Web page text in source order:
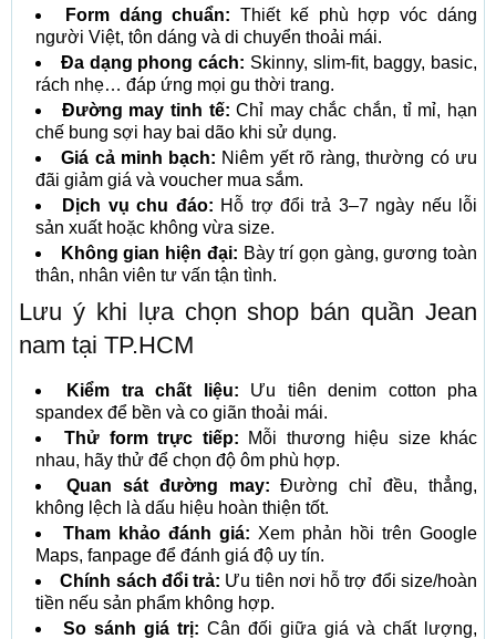
Form dáng chuẩn: Thiết kế phù hợp vóc dáng
người Việt, tôn dáng và di chuyển thoải mái.
Đa dạng phong cách: Skinny, slim-fit, baggy, basic,
rách nhẹ… đáp ứng mọi gu thời trang.
Đường may tinh tế: Chỉ may chắc chắn, tỉ mỉ, hạn
chế bung sợi hay bai dão khi sử dụng.
Giá cả minh bạch: Niêm yết rõ ràng, thường có ưu
đãi giảm giá và voucher mua sắm.
Dịch vụ chu đáo: Hỗ trợ đổi trả 3–7 ngày nếu lỗi
sản xuất hoặc không vừa size.
Không gian hiện đại: Bày trí gọn gàng, gương toàn
thân, nhân viên tư vấn tận tình.
Lưu ý khi lựa chọn shop bán quần Jean
nam tại TP.HCM
Kiểm tra chất liệu: Ưu tiên denim cotton pha
spandex để bền và co giãn thoải mái.
Thử form trực tiếp: Mỗi thương hiệu size khác
nhau, hãy thử để chọn độ ôm phù hợp.
Quan sát đường may: Đường chỉ đều, thẳng,
không lệch là dấu hiệu hoàn thiện tốt.
Tham khảo đánh giá: Xem phản hồi trên Google
Maps, fanpage để đánh giá độ uy tín.
Chính sách đổi trả: Ưu tiên nơi hỗ trợ đổi size/hoàn
tiền nếu sản phẩm không hợp.
So sánh giá trị: Cân đối giữa giá và chất lượng,